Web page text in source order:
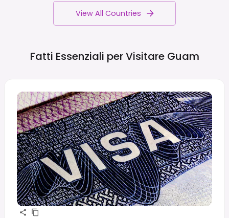
View All Countries
Fatti Essenziali per Visitare Guam